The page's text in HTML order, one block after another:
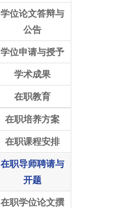
学位论文答辩与
公告
学位申请与授予
学术成果
在职教育
在职培养方案
在职课程安排
在职导师聘请与
开题
在职学位论文撰